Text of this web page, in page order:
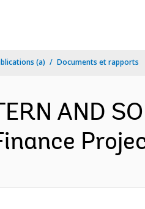
(a) Documents et rapports
AND